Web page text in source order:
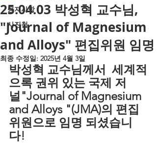
공지사항
사진첩
25.04.03 박성혁 교수님,
"Journal of Magnesium
and Alloys" 편집위원 임명
최종 수정일: 2025년 4월 3일
박성혁 교수님께서  세계적
으록 권위 있는 국제 저
널"Journal of Magnesium
and Alloys "(JMA)의 편집
위원으로 임명 되셨습니
다!